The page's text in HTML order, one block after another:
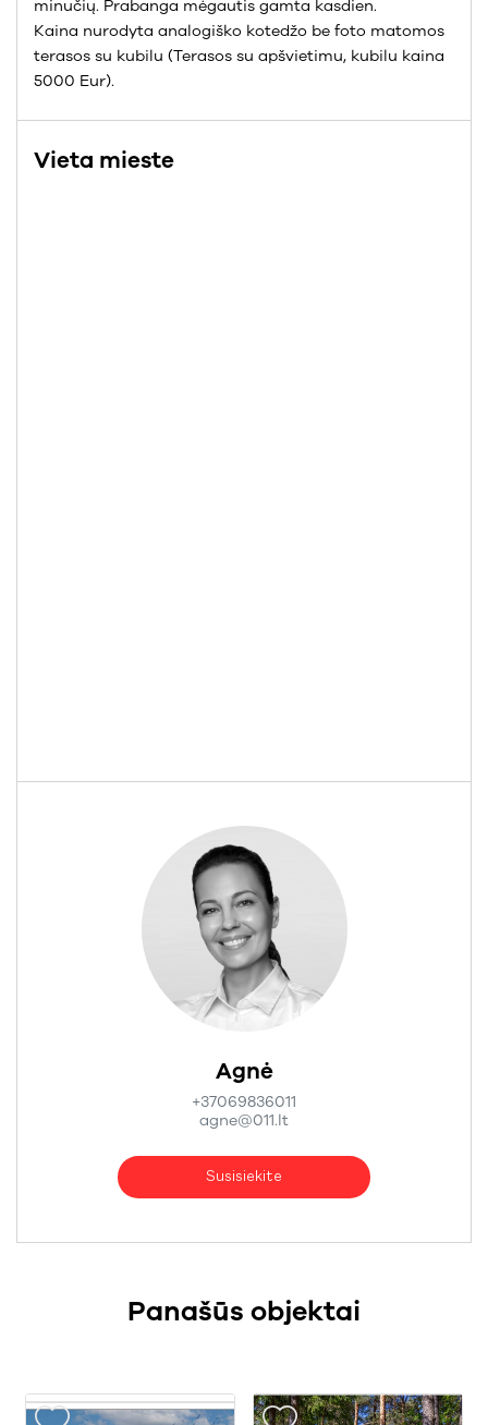
minučių. Prabanga mėgautis gamta kasdien.
Kaina nurodyta analogiško kotedžo be foto matomos
terasos su kubilu (Terasos su apšvietimu, kubilu kaina
5000 Eur).
Vieta mieste
Agnė
+37069836011
agne@011.lt
Susisiekite
Panašūs objektai